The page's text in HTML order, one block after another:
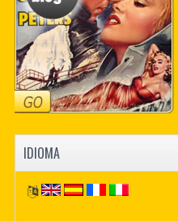
IDIOMA